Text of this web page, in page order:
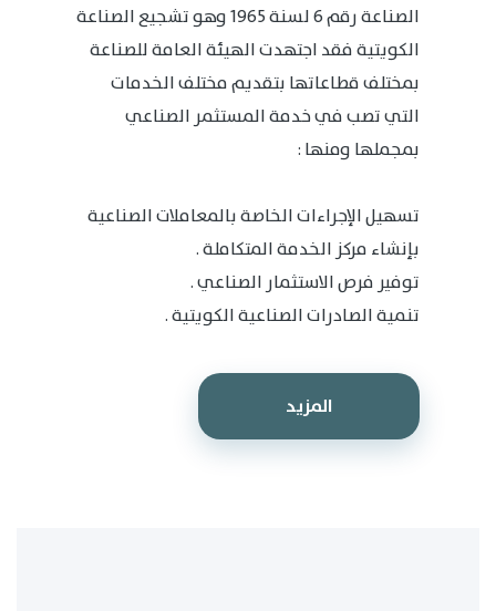
الصناعة رقم 6 لسنة 1965 وهو تشجيع الصناعة
الكويتية فقد اجتهدت الهيئة العامة للصناعة
بمختلف قطاعاتها بتقديم مختلف الخدمات
التي تصب في خدمة المستثمر الصناعي
بمجملها ومنها :
تسهيل الإجراءات الخاصة بالمعاملات الصناعية
بإنشاء مركز الخدمة المتكاملة .
توفير فرص الاستثمار الصناعي .
تنمية الصادرات الصناعية الكويتية .
المزيد